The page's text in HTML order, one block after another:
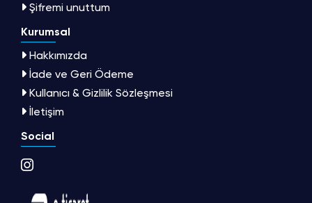
Şifremi unuttum
Kurumsal
Hakkımızda
İade ve Geri Ödeme
Kullanıcı & Gizlilik Sözleşmesi
İletişim
Social